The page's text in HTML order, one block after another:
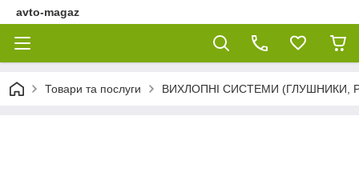
avto-magaz
Товари та послуги ВИХЛОПНІ СИСТЕМИ (ГЛУШНИКИ,